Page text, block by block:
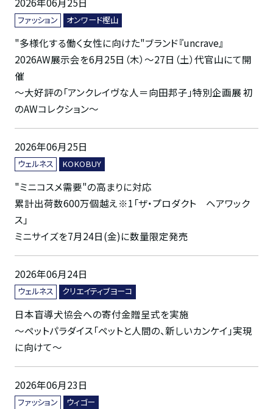
ファッション オンワード樫山
"多様化する働く女性に向けた"ブランド『uncrave』
2026AW展示会を6月25日（木）～27日（土）代官山にて開
催
～大好評の「アンクレイヴな人＝向田邦子」特別企画展 初
のAWコレクション～
2026年06月25日
ウェルネス KOKOBUY
"ミニコスメ需要"の高まりに対応
累計出荷数600万個越え※1「ザ・プロダクト ヘアワック
ス」
ミニサイズを7月24日(金)に数量限定発売
2026年06月24日
ウェルネス クリエイティブヨーコ
日本盲導犬協会への寄付金贈呈式を実施
～ペットパラダイス「ペットと人間の、新しいカンケイ」実現
に向けて～
2026年06月23日
ファッション ウィゴー